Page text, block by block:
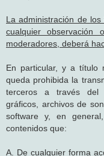
La administración de
cualquier
moderadores, deberá
En particular, y a título
queda prohibida la
terceros a través del
gráficos, archivos de
software y, en
contenidos que:
A. De cualquier forma